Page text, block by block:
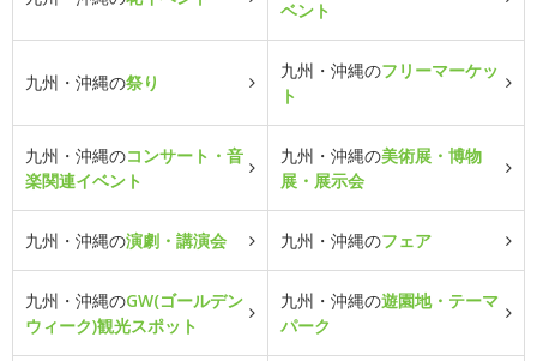
ベント
九州・沖縄の祭り
九州・沖縄のフリーマーケッ
ト
九州・沖縄のコンサート・音
楽関連イベント
九州・沖縄の美術展・博物
展・展示会
九州・沖縄の演劇・講演会 九州・沖縄のフェア
九州・沖縄のGW(ゴールデン
ウィーク)観光スポット
九州・沖縄の遊園地・テーマ
パーク